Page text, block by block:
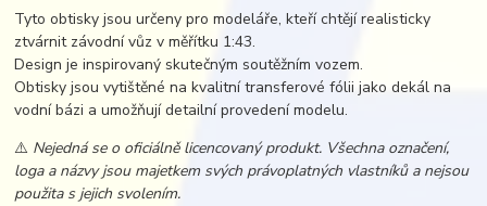
Tyto obtisky jsou určeny pro modeláře, kteří chtějí realisticky
ztvárnit závodní vůz v měřítku 1:43.
Design je inspirovaný skutečným soutěžním vozem.
Obtisky jsou vytištěné na kvalitní transferové fólii jako dekál na
vodní bázi a umožňují detailní provedení modelu.
⚠️ Nejedná se o oficiálně licencovaný produkt. Všechna označení,
loga a názvy jsou majetkem svých právoplatných vlastníků a nejsou
použita s jejich svolením.